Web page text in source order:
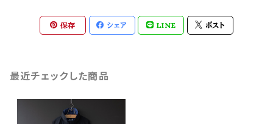
保存 シェア LINE ポスト
最近チェックした商品